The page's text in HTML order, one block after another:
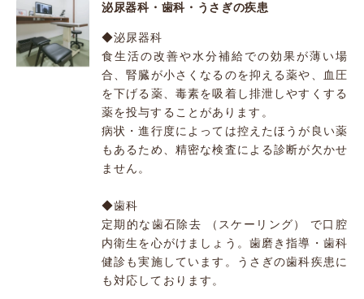
泌尿器科・歯科・うさぎの疾患
◆泌尿器科
食生活の改善や水分補給での効果が薄い場
合、腎臓が小さくなるのを抑える薬や、血圧
を下げる薬、毒素を吸着し排泄しやすくする
薬を投与することがあります。
病状・進行度によっては控えたほうが良い薬
もあるため、精密な検査による診断が欠かせ
ません。
◆歯科
定期的な歯石除去 （スケーリング） で口腔
内衛生を心がけましょう。歯磨き指導・歯科
健診も実施しています。うさぎの歯科疾患に
も対応しております。